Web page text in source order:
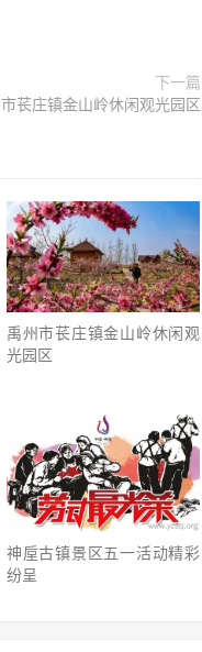
下一篇
苌庄镇金山岭休闲观光园区
禹州市苌庄镇金山岭休闲观
光园区
神垕古镇景区五一活动精彩
纷呈